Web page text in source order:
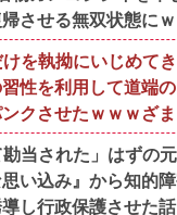
させる無双状態にｗ
を執拗にいじめて
性を利用して道端
クさせたｗｗｗざ
勘当された」はずの
い込み』から知的
し行政保護させた話